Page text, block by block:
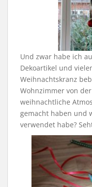
Und zwar habe ich
Dekoartikel und
Weihnachtskranz
Wohnzimmer von
weihnachtliche
gemacht haben und
verwendet habe?